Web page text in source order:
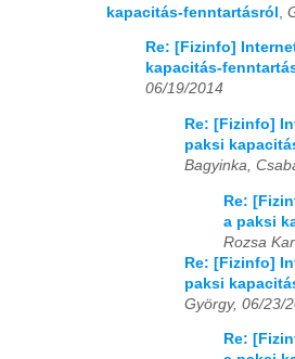
kapacitás-fenntartásról
Re: [Fizinfo]
kapacitás-
06/19/2014
Re: [Fizinfo]
paksi
Bagyinka,
Re:
a paksi
Rozsa
Re: [Fizinfo]
paksi
György, 06/23/
Re: